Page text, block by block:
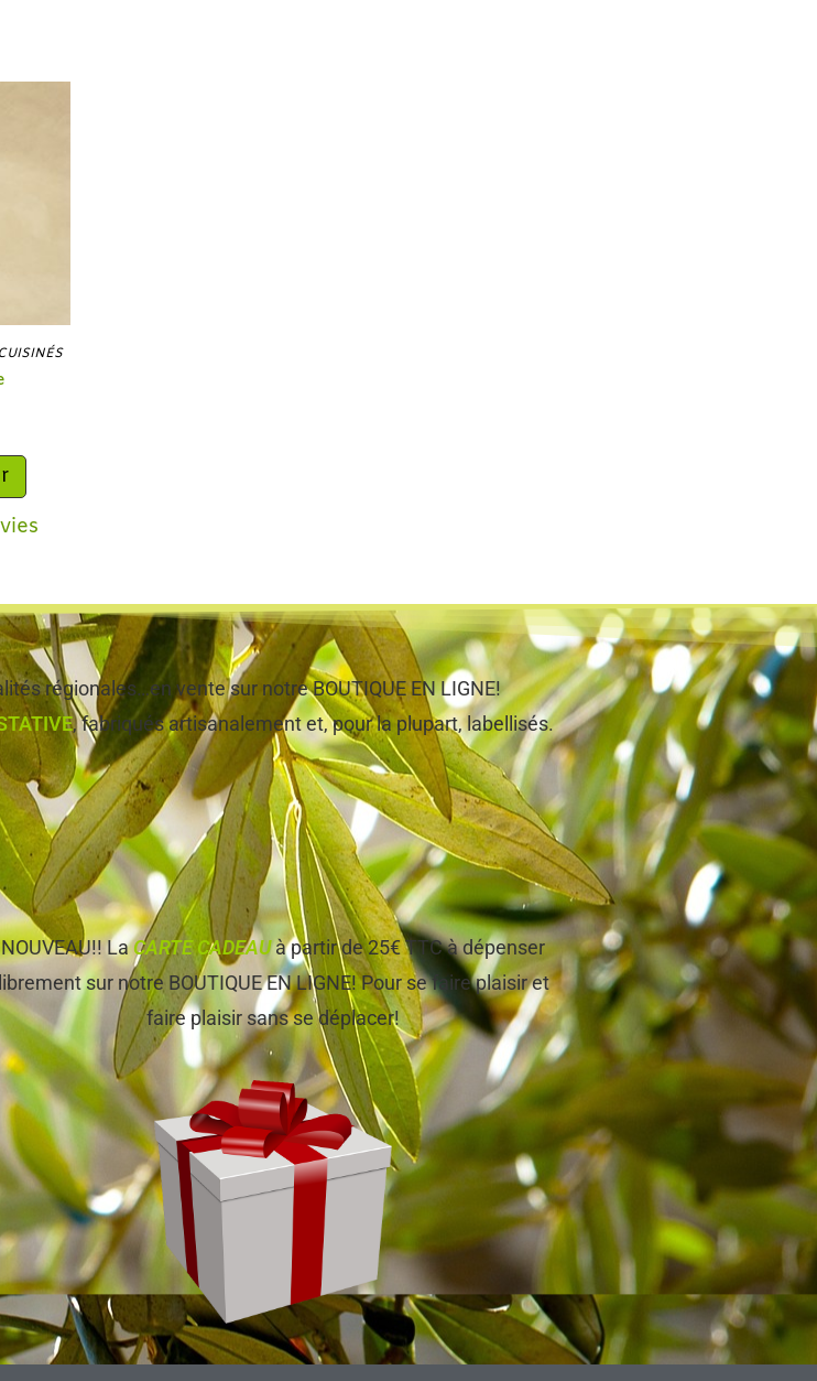
régionales…en vente sur notre BOUTIQUE EN LIGNE!
, fabriqués artisanalement et, pour la plupart, labellisés.
NOUVEAU!! LaCARTE CADEAUà partir de 25€ TTC à dépenser
librement sur notre BOUTIQUE EN LIGNE! Pour se faire plaisir et
faire plaisir sans se déplacer!